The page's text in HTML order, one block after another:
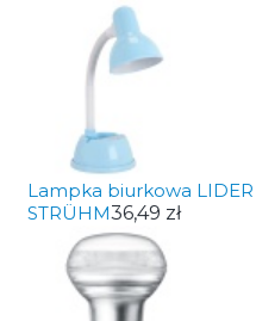
Lampka biurkowa
STRÜHM36,49 zł